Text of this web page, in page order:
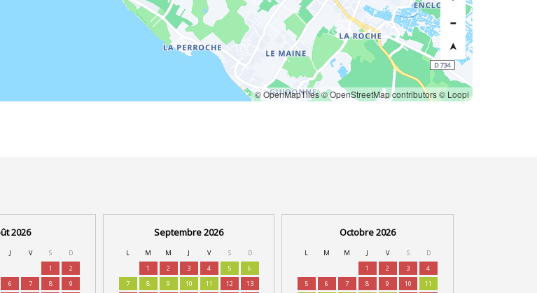
© OpenMapTiles© OpenStreetMap contributors© Loopi